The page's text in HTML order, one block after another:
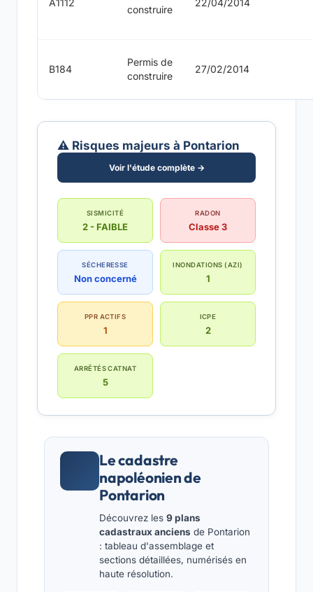
A1112
construire
22/04/2014
B184
Permis de
construire
27/02/2014
⚠️ Risques majeurs à Pontarion
Voir l'étude complète →
SISMICITÉ
2 - FAIBLE
RADON
Classe 3
SÉCHERESSE
Non concerné
INONDATIONS (AZI)
1
PPR ACTIFS
1
ICPE
2
ARRÊTÉS CATNAT
5
Le cadastre
napoléonien de
Pontarion
Découvrez les 9 plans
cadastraux anciens de Pontarion
: tableau d'assemblage et
sections détaillées, numérisés en
haute résolution.